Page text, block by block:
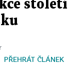
století
PŘEHRÁT ČLÁNEK